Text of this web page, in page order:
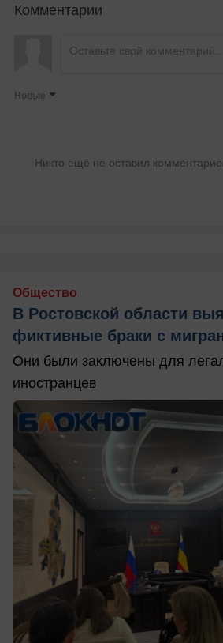
Комментарии
Новые
Никто ещё не оставил
Общество
В Ростовской области
фиктивные браки с
Они были заключены для
иностранцев